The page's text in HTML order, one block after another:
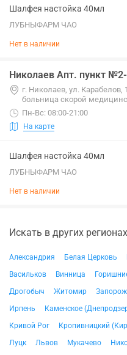
Шалфея настойка 40мл
ЛУБНЫФАРМ ЧАО
Нет в наличии
Николаев Апт. пункт
г. Николаев, ул.
больница скорой
Пн-Вс: 08:00-21:00
На карте
Шалфея настойка 40мл
ЛУБНЫФАРМ ЧАО
Нет в наличии
Искать в других регионах
Александрия Белая Церковь
Васильков
Винница
Дрогобыч
Житомир
Ирпень
Каменское
Кривой Рог
Кропивницкий
Луцк
Львов Мукачево